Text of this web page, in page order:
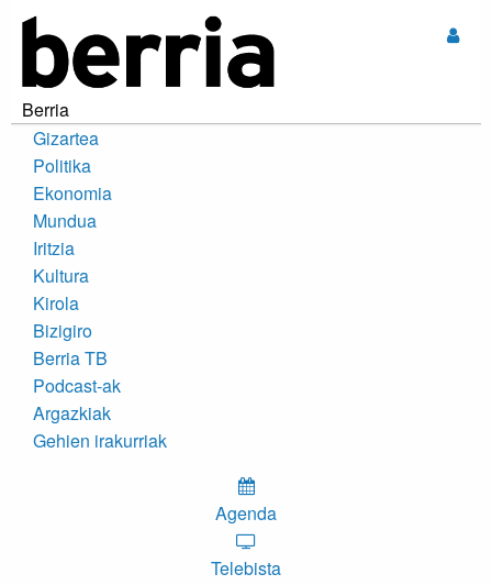
Berria
Gizartea
Politika
Ekonomia
Mundua
Iritzia
Kultura
Kirola
Bizigiro
Berria TB
Podcast-ak
Argazkiak
Gehien irakurriak
Agenda
Telebista